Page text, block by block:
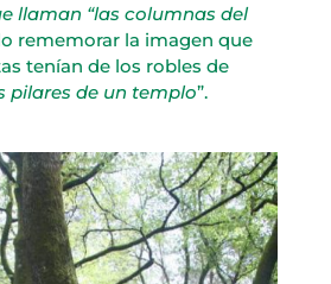
llaman “las columnas del
rememorar la imagen que
tenían de los robles de
pilares de un templo”.